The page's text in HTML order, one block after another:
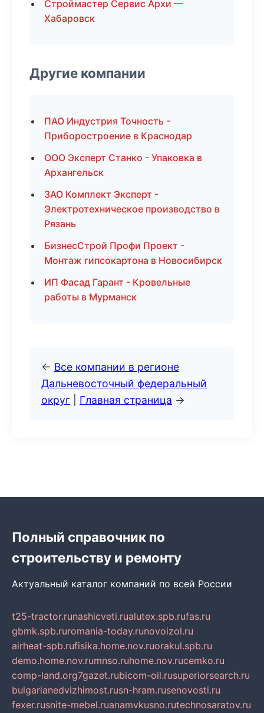
Строймастер Сервис Архи —
Хабаровск
Другие компании
ПАО Индустрия Точность -
Приборостроение в Краснодар
ООО Эксперт Станко - Упаковка в
Архангельск
ЗАО Комплект Эксперт -
Электротехническое производство в
Рязань
БизнесСтрой Профи Проект -
Монтаж гипсокартона в Новосибирск
ИП Фасад Гарант - Кровельные
работы в Мурманск
← Все компании в регионе
Дальневосточный федеральный
округ
Главная страница →
Полный справочник по
строительству и ремонту
Актуальный каталог компаний по всей России
t25-tractor.runashicveti.rualutex.spb.rufas.ru
gbmk.spb.ruromania-today.runovoizol.ru
airheat-spb.rufisika.home.nov.ruorakul.spb.ru
demo.home.nov.rumnso.ruhome.nov.rucemko.ru
comp-land.org7gazet.rubicom-oil.rusuperiorsearch.ru
bulgarianedvizhimost.rusn-hram.rusenovosti.ru
fexer.rusnite-mebel.ruanamvkusno.rutechnosaratov.ru